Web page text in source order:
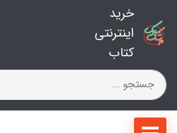
خرید
اینترنتی
کتاب